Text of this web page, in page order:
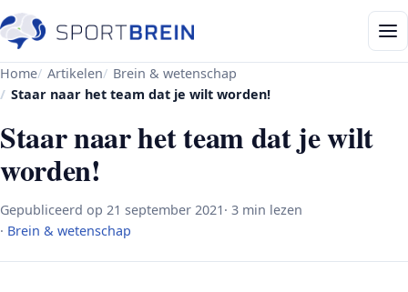
Home Artikelen
Brein & wetenschap
Staar naar het team dat je wilt worden!
Staar naar het team dat je wilt
worden!
Gepubliceerd op 21 september 2021 · 3 min lezen
· Brein & wetenschap